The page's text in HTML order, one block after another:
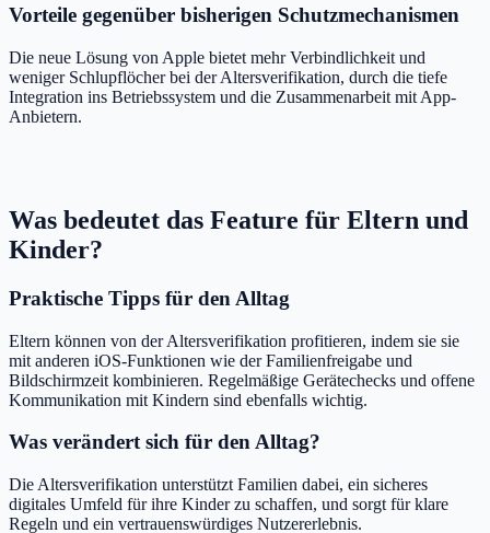
Vorteile gegenüber bisherigen Schutzmechanismen
Die neue Lösung von Apple bietet mehr Verbindlichkeit und
weniger Schlupflöcher bei der Altersverifikation, durch die tiefe
Integration ins Betriebssystem und die Zusammenarbeit mit App-
Anbietern.
Was bedeutet das Feature für Eltern und
Kinder?
Praktische Tipps für den Alltag
Eltern können von der Altersverifikation profitieren, indem sie sie
mit anderen iOS-Funktionen wie der Familienfreigabe und
Bildschirmzeit kombinieren. Regelmäßige Gerätechecks und offene
Kommunikation mit Kindern sind ebenfalls wichtig.
Was verändert sich für den Alltag?
Die Altersverifikation unterstützt Familien dabei, ein sicheres
digitales Umfeld für ihre Kinder zu schaffen, und sorgt für klare
Regeln und ein vertrauenswürdiges Nutzererlebnis.